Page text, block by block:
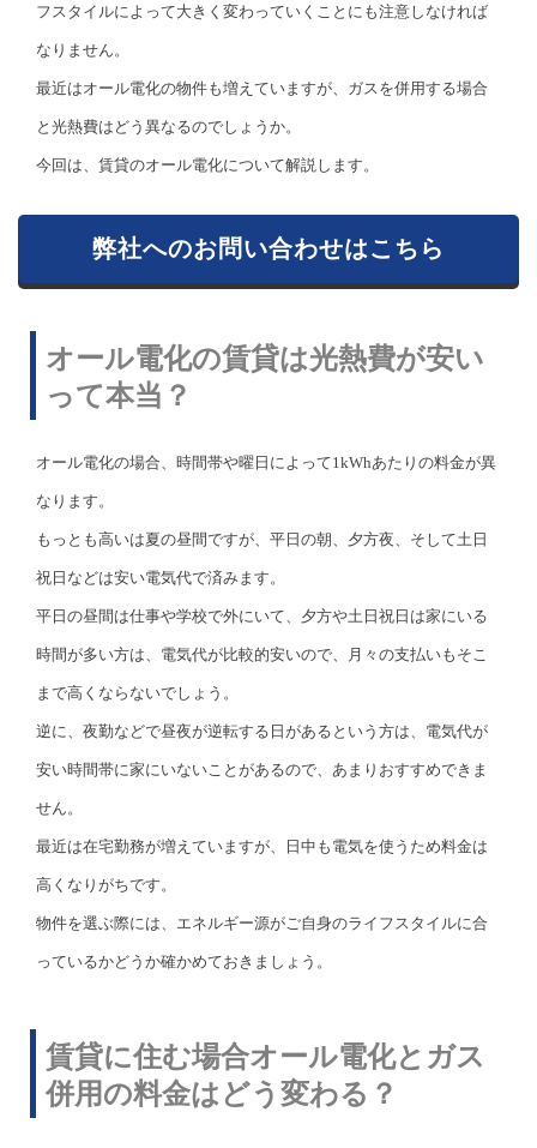
フスタイルによって大きく変わっていくことにも注意しなければ
なりません。
最近はオール電化の物件も増えていますが、ガスを併用する場合
と光熱費はどう異なるのでしょうか。
今回は、賃貸のオール電化について解説します。
弊社へのお問い合わせはこちら
オール電化の賃貸は光熱費が安い
って本当？
オール電化の場合、時間帯や曜日によって1kWhあたりの料金が異
なります。
もっとも高いは夏の昼間ですが、平日の朝、夕方夜、そして土日
祝日などは安い電気代で済みます。
平日の昼間は仕事や学校で外にいて、夕方や土日祝日は家にいる
時間が多い方は、電気代が比較的安いので、月々の支払いもそこ
まで高くならないでしょう。
逆に、夜勤などで昼夜が逆転する日があるという方は、電気代が
安い時間帯に家にいないことがあるので、あまりおすすめできま
せん。
最近は在宅勤務が増えていますが、日中も電気を使うため料金は
高くなりがちです。
物件を選ぶ際には、エネルギー源がご自身のライフスタイルに合
っているかどうか確かめておきましょう。
賃貸に住む場合オール電化とガス
併用の料金はどう変わる？